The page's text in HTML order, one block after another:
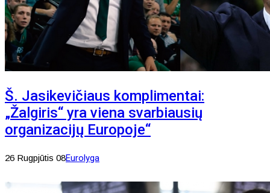
Š. Jasikevičiaus komplimentai:
„Žalgiris“ yra viena svarbiausių
organizacijų Europoje“
26 Rugpjūtis 08Eurolyga